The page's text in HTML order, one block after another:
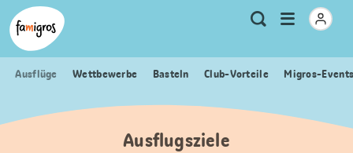
Sprungmarken
Navigation
Header
Logo
Meta
Navigation
Suche
Menu
öffnen
Ausflüge Wettbewerbe Basteln Club-Vorteile Migros-
Ausflugsziele